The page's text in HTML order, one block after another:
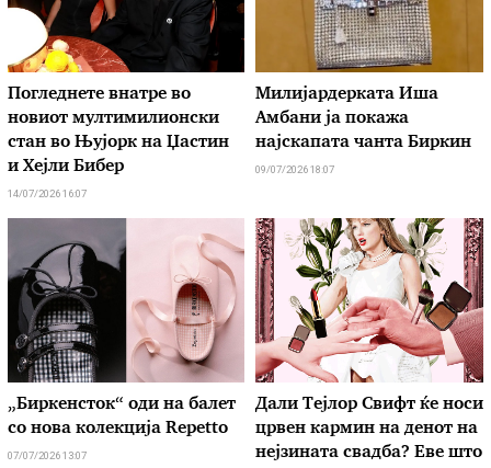
Погледнете внатре во
новиот мултимилионски
стан во Њујорк на Џастин
и Хејли Бибер
14/07/2026 16:07
Милијардерката Иша
Амбани ја покажа
најскапата чанта Биркин
09/07/2026 18:07
„Биркенсток“ оди на балет
со нова колекција Repetto
07/07/2026 13:07
Дали Тејлор Свифт ќе носи
црвен кармин на денот на
нејзината свадба? Еве што